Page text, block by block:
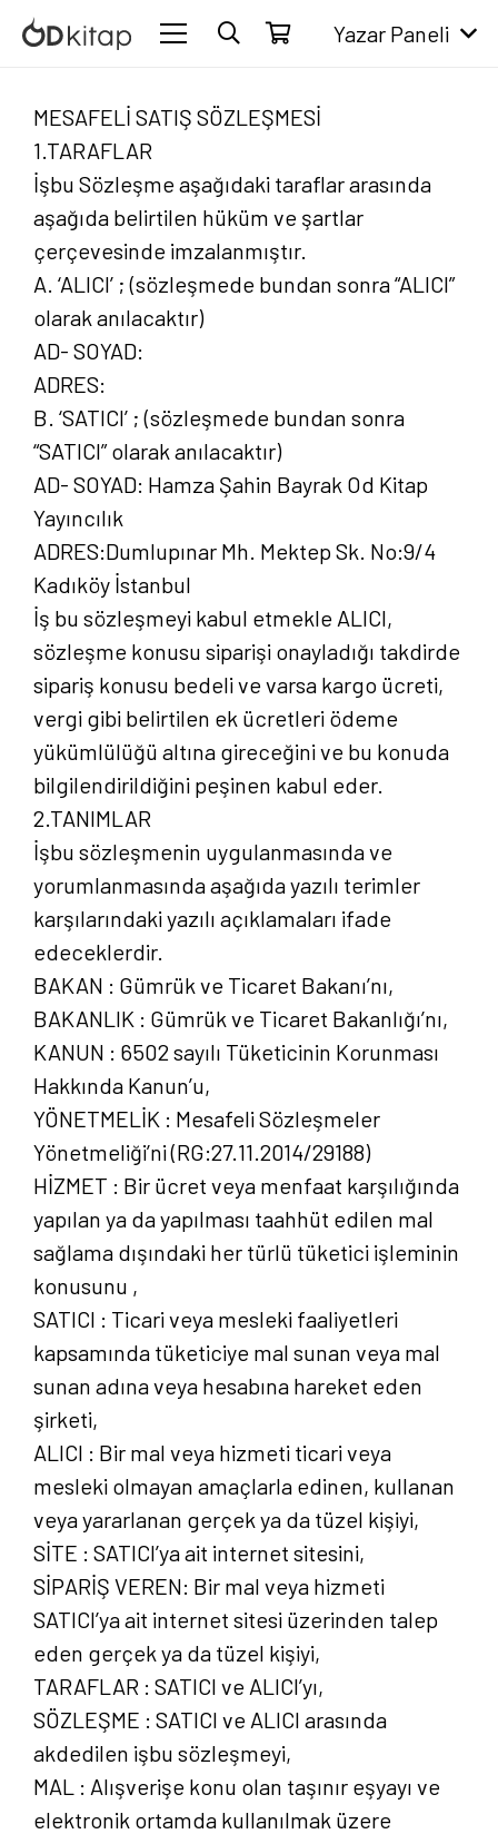
Yazar Paneli
MESAFELİ SATIŞ SÖZLEŞMESİ
1.TARAFLAR
İşbu Sözleşme aşağıdaki taraflar arasında
aşağıda belirtilen hüküm ve şartlar
çerçevesinde imzalanmıştır.
A. ‘ALICI’ ; (sözleşmede bundan sonra “ALICI”
olarak anılacaktır)
AD- SOYAD:
ADRES:
B. ‘SATICI’ ; (sözleşmede bundan sonra
“SATICI” olarak anılacaktır)
AD- SOYAD: Hamza Şahin Bayrak Od Kitap
Yayıncılık
ADRES:Dumlupınar Mh. Mektep Sk. No:9/4
Kadıköy İstanbul
İş bu sözleşmeyi kabul etmekle ALICI,
sözleşme konusu siparişi onayladığı takdirde
sipariş konusu bedeli ve varsa kargo ücreti,
vergi gibi belirtilen ek ücretleri ödeme
yükümlülüğü altına gireceğini ve bu konuda
bilgilendirildiğini peşinen kabul eder.
2.TANIMLAR
İşbu sözleşmenin uygulanmasında ve
yorumlanmasında aşağıda yazılı terimler
karşılarındaki yazılı açıklamaları ifade
edeceklerdir.
BAKAN : Gümrük ve Ticaret Bakanı’nı,
BAKANLIK : Gümrük ve Ticaret Bakanlığı’nı,
KANUN : 6502 sayılı Tüketicinin Korunması
Hakkında Kanun’u,
YÖNETMELİK : Mesafeli Sözleşmeler
Yönetmeliği’ni (RG:27.11.2014/29188)
HİZMET : Bir ücret veya menfaat karşılığında
yapılan ya da yapılması taahhüt edilen mal
sağlama dışındaki her türlü tüketici işleminin
konusunu ,
SATICI : Ticari veya mesleki faaliyetleri
kapsamında tüketiciye mal sunan veya mal
sunan adına veya hesabına hareket eden
şirketi,
ALICI : Bir mal veya hizmeti ticari veya
mesleki olmayan amaçlarla edinen, kullanan
veya yararlanan gerçek ya da tüzel kişiyi,
SİTE : SATICI’ya ait internet sitesini,
SİPARİŞ VEREN: Bir mal veya hizmeti
SATICI’ya ait internet sitesi üzerinden talep
eden gerçek ya da tüzel kişiyi,
TARAFLAR : SATICI ve ALICI’yı,
SÖZLEŞME : SATICI ve ALICI arasında
akdedilen işbu sözleşmeyi,
MAL : Alışverişe konu olan taşınır eşyayı ve
elektronik ortamda kullanılmak üzere